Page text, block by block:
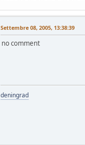
Settembre 08, 2005, 13:38:39
no comment
deningrad